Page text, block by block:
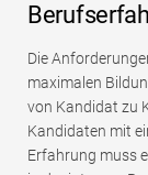
Die
maximalen
von Kandidat zu
Kandidaten mit
Erfahrung muss